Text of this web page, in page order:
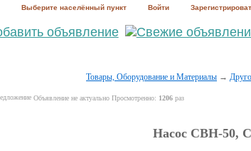
Выберите населённый пункт Войти
Товары, Оборудование и Материалы →
Объявление не актуально Просмотренно: 1206раз
Насос СВН-50,